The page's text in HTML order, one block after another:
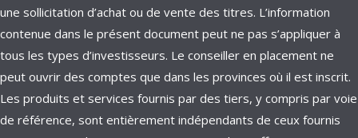
une sollicitation d’achat ou de vente des titres. L’information
contenue dans le présent document peut ne pas s’appliquer à
tous les types d’investisseurs. Le conseiller en placement ne
peut ouvrir des comptes que dans les provinces où il est inscrit.
Les produits et services fournis par des tiers, y compris par voie
de référence, sont entièrement indépendants de ceux fournis